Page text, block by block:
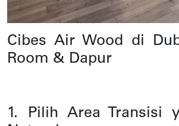
Cibes Air Wood di
Room & Dapur
1. Pilih Area Transisi